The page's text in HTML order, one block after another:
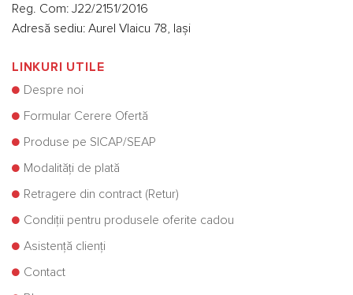
Reg. Com: J22/2151/2016
Adresă sediu: Aurel Vlaicu 78, Iași
LINKURI UTILE
Despre noi
Formular Cerere Ofertă
Produse pe SICAP/SEAP
Modalități de plată
Retragere din contract (Retur)
Condiții pentru produsele oferite cadou
Asistență clienți
Contact